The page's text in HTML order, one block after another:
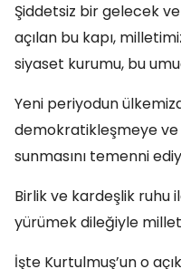
Şiddetsiz bir gelecek
açılan bu kapı,
siyaset kurumu, bu
Yeni periyodun
demokratikleşmeye ve
sunmasını temenni
Birlik ve kardeşlik ruhu
yürümek dileğiyle
İşte Kurtulmuş’un o